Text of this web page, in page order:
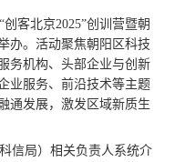
北京2025”创训营暨朝
办。活动聚焦朝阳区科技
务机构、头部企业与创新
业服务、前沿技术等主题
通发展，激发区域新质生
信局）相关负责人系统介